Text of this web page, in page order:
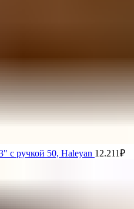
с ручкой 50, Haleyan 12.211₽